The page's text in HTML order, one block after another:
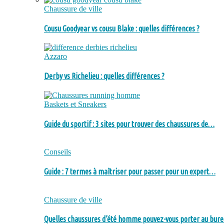
Chaussure de ville
Cousu Goodyear vs cousu Blake : quelles différences ?
Azzaro
Derby vs Richelieu : quelles différences ?
Baskets et Sneakers
Guide du sportif : 3 sites pour trouver des chaussures de…
Conseils
Guide : 7 termes à maîtriser pour passer pour un expert…
Chaussure de ville
Quelles chaussures d’été homme pouvez-vous porter au